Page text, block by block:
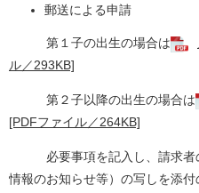
郵送による申請
第１子の出生の場合は
ル／293KB]
第２子以降の出生の場合は
[PDFファイル／264KB]
必要事項を記入し、請求者の
情報のお知らせ等）の写しを添